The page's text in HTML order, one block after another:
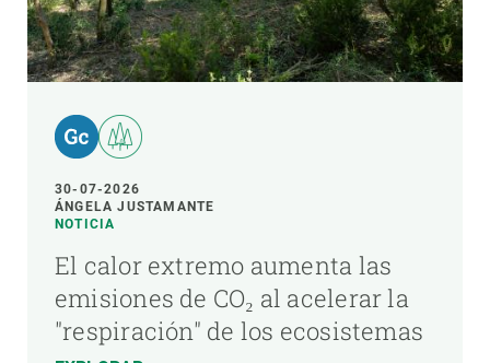
30-07-2026
ÁNGELA JUSTAMANTE
NOTICIA
El calor extremo aumenta las
emisiones de CO₂ al acelerar la
"respiración" de los ecosistemas